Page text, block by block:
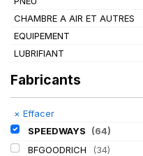
CHAMBRE A AIR ET AUTRES
EQUIPEMENT
LUBRIFIANT
Fabricants
× Effacer
SPEEDWAYS
(64)
BFGOODRICH
(34)